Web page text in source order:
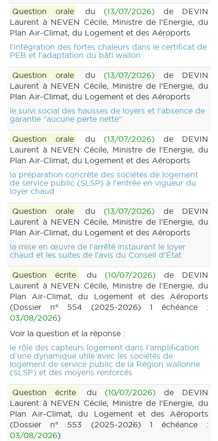
Question orale du (13/07/2026) de DEVIN
Laurent à NEVEN Cécile, Ministre de l'Energie, du
Plan Air-Climat, du Logement et des Aéroports
l'intégration des fortes chaleurs dans le certificat de
PEB et l'adaptation du bâti wallon
Question orale du (13/07/2026) de DEVIN
Laurent à NEVEN Cécile, Ministre de l'Energie, du
Plan Air-Climat, du Logement et des Aéroports
le suivi social des hausses de loyers et l'absence de
garantie "aucune perte nette"
Question orale du (13/07/2026) de DEVIN
Laurent à NEVEN Cécile, Ministre de l'Energie, du
Plan Air-Climat, du Logement et des Aéroports
la préparation concrète des sociétés de logement
de service public (SLSP) à l'entrée en vigueur du
loyer chaud
Question orale du (13/07/2026) de DEVIN
Laurent à NEVEN Cécile, Ministre de l'Energie, du
Plan Air-Climat, du Logement et des Aéroports
la mise en œuvre de l'arrêté instaurant le loyer
chaud et les suites de l'avis du Conseil d'État
Question écrite du (10/07/2026) de DEVIN
Laurent à NEVEN Cécile, Ministre de l'Energie, du
Plan Air-Climat, du Logement et des Aéroports
(Dossier n° 554 (2025-2026) 1 échéance :
03/08/2026)
Voir la question et la réponse :
le rôle des capteurs logement dans l'amplification
d'une dynamique utile avec les sociétés de
logement de service public de la Région wallonne
(SLSP) et des moyens renforcés
Question écrite du (10/07/2026) de DEVIN
Laurent à NEVEN Cécile, Ministre de l'Energie, du
Plan Air-Climat, du Logement et des Aéroports
(Dossier n° 553 (2025-2026) 1 échéance :
03/08/2026)